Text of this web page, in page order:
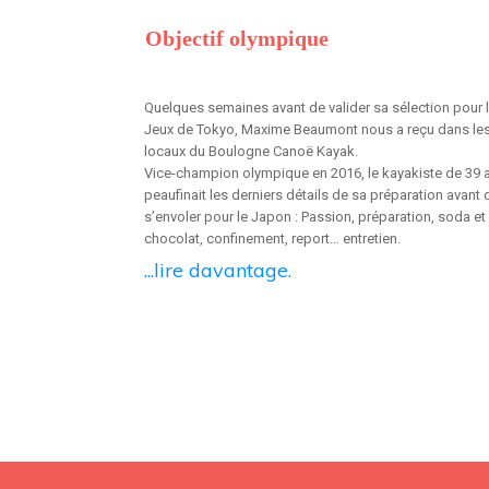
Objectif olympique
Quelques semaines avant de valider sa sélection pour
Jeux de Tokyo, Maxime Beaumont nous a reçu dans
locaux du Boulogne Canoë Kayak.
Vice-champion olympique en 2016, le kayakiste de 39
peaufinait les derniers détails de sa préparation avant
s’envoler pour le Japon : Passion, préparation, soda et
chocolat, confinement, report… entretien.
...lire davantage.